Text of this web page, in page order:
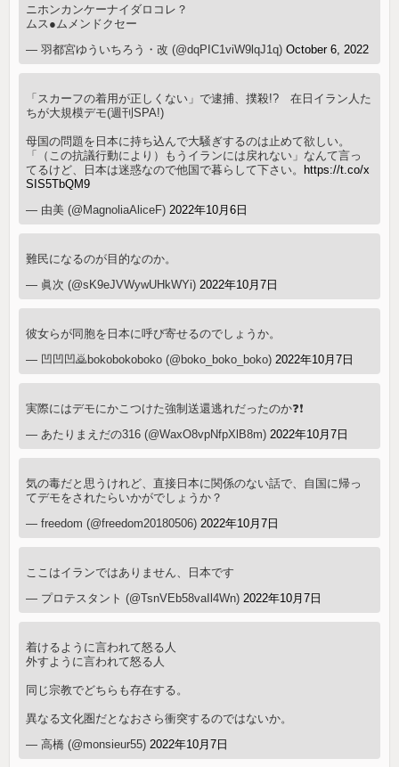
ニホンカンケーナイダロコレ？
ムス●ムメンドクセー
— 羽都宮ゆういちろう・改 (@dqPIC1viW9lqJ1q)October 6, 2022
「スカーフの着用が正しくない」で逮捕、撲殺!? 在日イラン人た
ちが大規模デモ(週刊SPA!)
母国の問題を日本に持ち込んで大騒ぎするのは止めて欲しい。
「（この抗議行動により）もうイランには戻れない」なんて言っ
てるけど、日本は迷惑なので他国で暮らして下さい。
https://t.co/x
SIS5TbQM9
— 由美 (@MagnoliaAliceF)2022年10月6日
難民になるのが目的なのか。
— 眞次 (@sK9eJVWywUHkWYi)2022年10月7日
彼女らが同胞を日本に呼び寄せるのでしょうか。
— 凹凹凹🙇bokobokoboko (@boko_boko_boko)2022年10月7日
実際にはデモにかこつけた強制送還逃れだったのか❓❗
— あたりまえだの316 (@WaxO8vpNfpXlB8m)2022年10月7日
気の毒だと思うけれど、直接日本に関係のない話で、自国に帰っ
てデモをされたらいかがでしょうか？
— freedom (@freedom20180506)2022年10月7日
ここはイランではありません、日本です
— プロテスタント (@TsnVEb58vaIl4Wn)2022年10月7日
着けるように言われて怒る人
外すように言われて怒る人
同じ宗教でどちらも存在する。
異なる文化圏だとなおさら衝突するのではないか。
— 高橋 (@monsieur55)2022年10月7日